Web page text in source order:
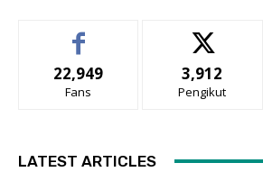
22,949
Fans
3,912
Pengikut
LATEST ARTICLES